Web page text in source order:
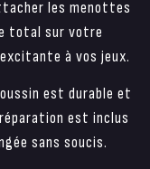
les menottes
total sur votre
à vos jeux.
est durable et
est inclus
sans soucis.